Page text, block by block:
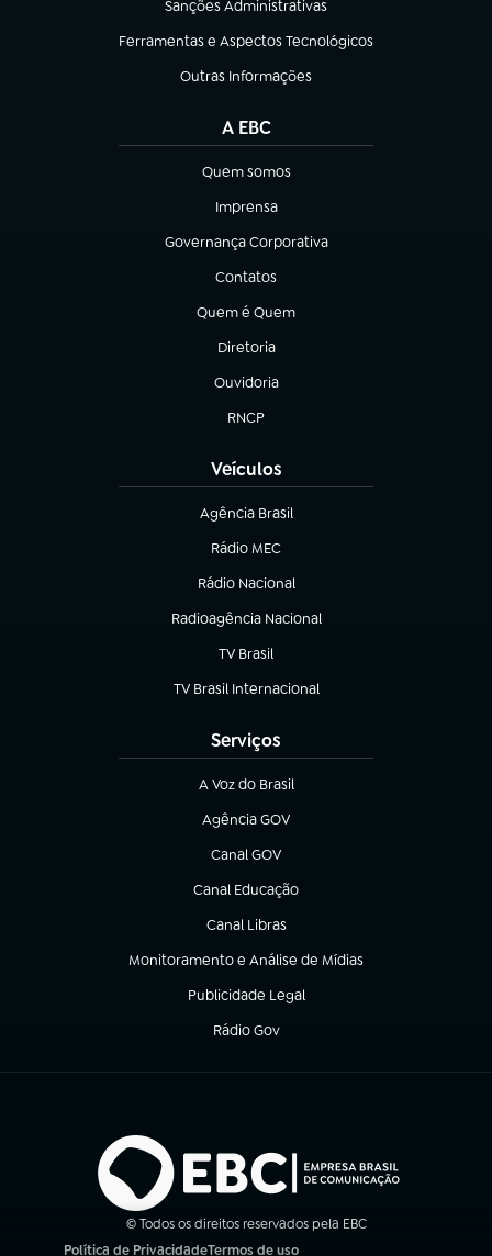
Sanções Administrativas
(abre em nova aba)
Ferramentas e Aspectos Tecnológicos
(abre em nova aba)
Outras Informações
(abre em nova aba)
A EBC
Quem somos
(abre em nova aba)
Imprensa
(abre em nova aba)
Governança Corporativa
(abre em nova aba)
Contatos
(abre em nova aba)
Quem é Quem
(abre em nova aba)
Diretoria
(abre em nova aba)
Ouvidoria
(abre em nova aba)
RNCP
(abre em nova aba)
Veículos
Agência Brasil
(abre em nova aba)
Rádio MEC
Rádio Nacional
(abre em nova aba)
Radioagência Nacional
(abre em nova aba)
TV Brasil
(abre em nova aba)
TV Brasil Internacional
(abre em nova aba)
Serviços
A Voz do Brasil
(abre em nova aba)
Agência GOV
(abre em nova aba)
Canal GOV
(abre em nova aba)
Canal Educação
(abre em nova aba)
Canal Libras
(abre em nova aba)
Monitoramento e Análise de Mídias
(abre em nova aba)
Publicidade Legal
(abre em nova aba)
Rádio Gov
(abre em nova aba)
© Todos os direitos reservados pela EBC
Política de PrivacidadeTermos de uso